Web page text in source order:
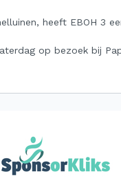
heeft EBOH 3
op bezoek bij